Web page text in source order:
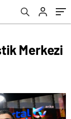
Merkezi